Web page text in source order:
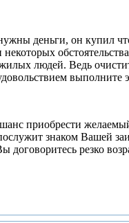
деньги, он купил
людей. Ведь
выполните
приобрести
знаком Вашей
договоритесь резко